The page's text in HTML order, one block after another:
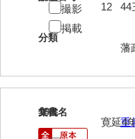
44
分類
藩
12
撮影
掲載
18
文書名
重
年代
寛延4